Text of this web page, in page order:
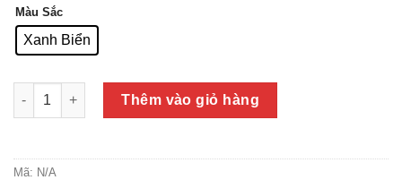
Màu Sắc
Xanh Biển
Hộp trữ đông và đựng thực phẩm LocknLock Freezer Fit
Thêm vào giỏ hàng
Mã: N/A